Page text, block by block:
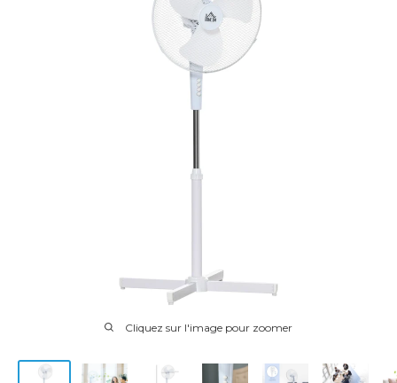
Cliquez sur l'image pour zoomer